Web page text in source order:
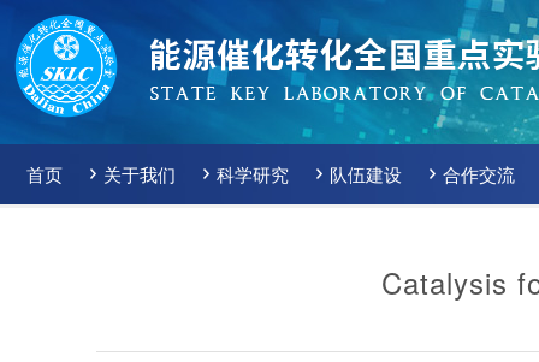
首页 关于我们 科学研究 队伍建设 合作交流
Catalysis